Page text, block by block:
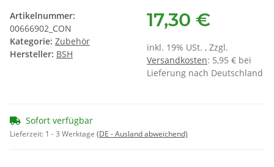
Artikelnummer:
00666902_CON
Kategorie: Zubehör
Hersteller: BSH
17,30 €
inkl. 19% USt. , Zzgl.
Versandkosten: 5,95 € bei
Lieferung nach Deutschland
Sofort verfügbar
Lieferzeit: 1 - 3 Werktage (DE - Ausland abweichend)